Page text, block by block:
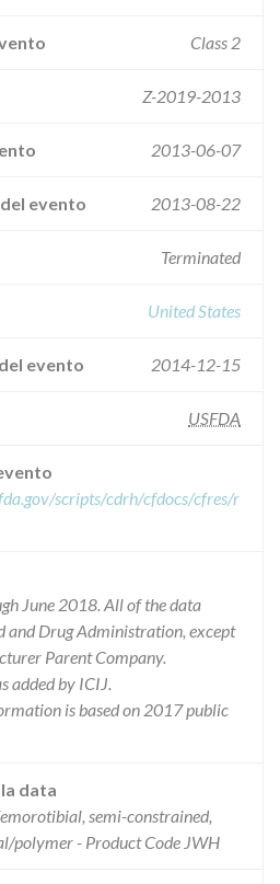
Class 2
Z-2019-2013
2013-06-07
evento 2013-08-22
Terminated
United States
evento 2014-12-15
USFDA
scripts/cdrh/cfdocs/cfres/r
June 2018. All of the data
and Drug Administration, except
Parent Company.
added by ICIJ.
is based on 2017 public
data
semi-constrained,
polymer - Product Code JWH